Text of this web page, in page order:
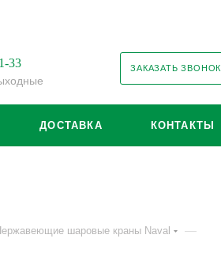
33 ЗАКАЗАТЬ ЗВОНОК
ДОСТАВКА КОНТАКТЫ
шаровые краны Naval —